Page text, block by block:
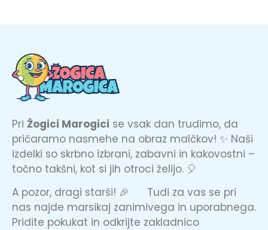
Pri Žogici Marogici se vsak dan trudimo, da
pričaramo nasmehe na obraz malčkov! ✨ Naši
izdelki so skrbno izbrani, zabavni in kakovostni –
točno takšni, kot si jih otroci želijo. 🎈
A pozor, dragi starši! 🎉 Tudi za vas se pri
nas najde marsikaj zanimivega in uporabnega.
Pridite pokukat in odkrijte zakladnico